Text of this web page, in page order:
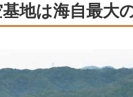
地は海自最大